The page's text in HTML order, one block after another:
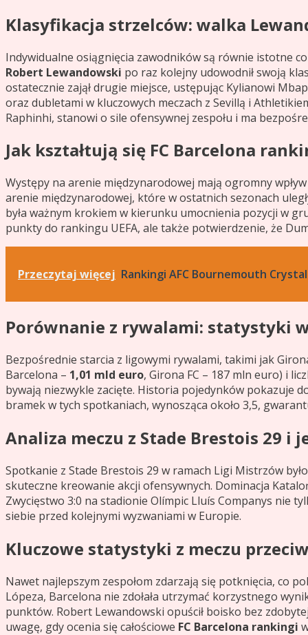
Klasyfikacja strzelców: walka
Indywidualne osiągnięcia zawodników są równie istotne
Robert Lewandowski po raz kolejny udowodnił swoją
ostatecznie zajął drugie miejsce, ustępując Kylianowi
oraz dubletami w kluczowych meczach z Sevillą i
Raphinhi, stanowi o sile ofensywnej zespołu i ma
Jak kształtują się FC Barcelona
Występy na arenie międzynarodowej mają ogromny
arenie międzynarodowej, które w ostatnich sezonach
była ważnym krokiem w kierunku umocnienia pozycji w
punkty do rankingu UEFA, ale także potwierdzenie, że
Przeczytaj więcej Rankingi AFC Bournemouth
Porównanie z rywalami: statystyki w
Bezpośrednie starcia z ligowymi rywalami, takimi jak
Barcelona – 1,01 mld euro, Girona FC – 187 mln euro) i
bywają niezwykle zacięte. Historia pojedynków pokazuje
bramek w tych spotkaniach, wynosząca około 3,5,
Analiza meczu z Stade Brestois 29 i
Spotkanie z Stade Brestois 29 w ramach Ligi Mistrzów
skuteczne kreowanie akcji ofensywnych. Dominacja
Zwycięstwo 3:0 na stadionie Olímpic Lluís Companys nie
siebie przed kolejnymi wyzwaniami w Europie.
Kluczowe statystyki z meczu
Nawet najlepszym zespołom zdarzają się potknięcia, co
Lópeza, Barcelona nie zdołała utrzymać korzystnego
punktów. Robert Lewandowski opuścił boisko bez
uwagę, gdy ocenia się całościowe FC Barcelona rankingi